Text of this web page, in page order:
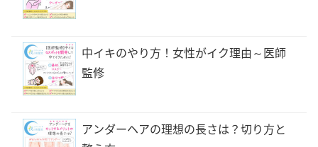
中イキのやり方！女性がイク理由～医師
監修
アンダーヘアの理想の長さは？切り方と